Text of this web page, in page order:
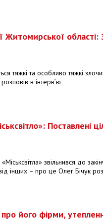
Житомирської області:
тяжкі та особливо тяжкі
в інтерв’ю
Поставлені
звільнився до
від інших – про це Олег Бічук
його фірми,